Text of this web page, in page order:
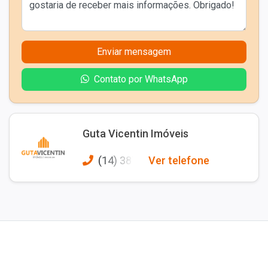
Enviar mensagem
Contato por WhatsApp
Guta Vicentin Imóveis
(14) 387 Ver telefone